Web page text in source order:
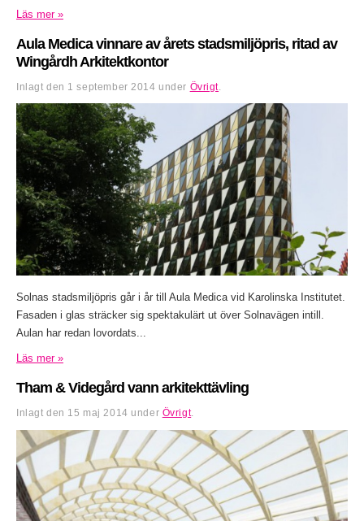
Läs mer »
Aula Medica vinnare av årets stadsmiljöpris, ritad av
Wingårdh Arkitektkontor
Inlagt den 1 september 2014 under Övrigt
Solnas stadsmiljöpris går i år till Aula Medica vid Karolinska Institutet.
Fasaden i glas sträcker sig spektakulärt ut över Solnavägen intill.
Aulan har redan lovordats...
Läs mer »
Tham & Videgård vann arkitekttävling
Inlagt den 15 maj 2014 under Övrigt.